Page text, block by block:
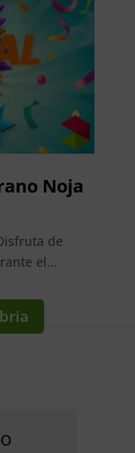
Noja
de
el...